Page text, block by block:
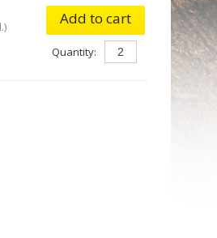
Add to cart
Quantity: